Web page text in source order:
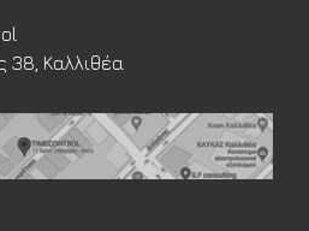
38, Καλλιθέα